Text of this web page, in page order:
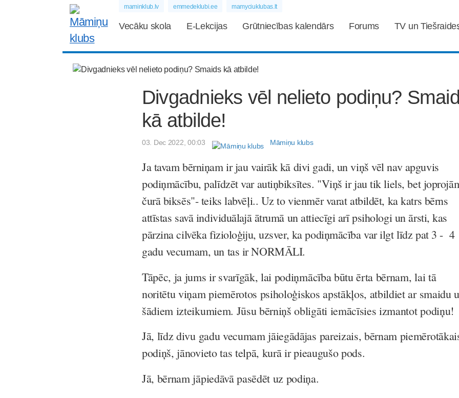
maminklub.lv emmedeklubi.ee mamyciuklubas.lt
Vecāku skola E-Lekcijas Grūtniecības kalendārs Forums TV un
Divgadnieks vēl nelieto podiņu?
kā atbilde!
03. Dec 2022, 00:03 Māmiņu klubs
Ja tavam bērniņam ir jau vairāk kā divi gadi, un viņš vēl nav apguvis
podiņmācību, palīdzēt var autiņbiksītes. "Viņš ir jau tik liels, bet
čurā biksēs"- teiks labvēļi.. Uz to vienmēr varat atbildēt, ka katrs bērns
attīstas savā individuālajā ātrumā un attiecīgi arī psihologi un ārsti, kas
pārzina cilvēka fizioloģiju, uzsver, ka podiņmācība var ilgt līdz pat 3 - 4
gadu vecumam, un tas ir NORMĀLI.
Tāpēc, ja jums ir svarīgāk, lai podiņmācība būtu ērta bērnam, lai tā
noritētu viņam piemērotos psiholoģiskos apstākļos, atbildiet ar smaidu
šādiem izteikumiem. Jūsu bērniņš obligāti iemācīsies izmantot podiņu!
Jā, līdz divu gadu vecumam jāiegādājas pareizais, bērnam
podiņš, jānovieto tas telpā, kurā ir pieaugušo pods.
Jā, bērnam jāpiedāvā pasēdēt uz podiņa.